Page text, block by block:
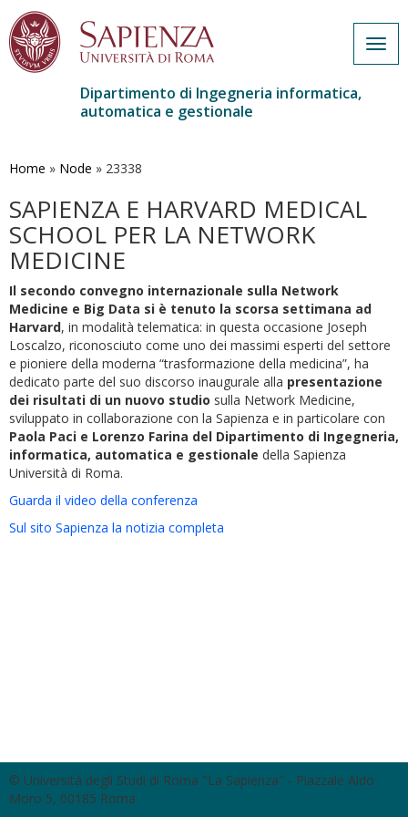
contenuto
Dipartimento di Ingegneria informatica,
automatica e gestionale
Home » Node » 23338
SAPIENZA E HARVARD MEDICAL
SCHOOL PER LA NETWORK
MEDICINE
Il secondo convegno internazionale sulla Network
Medicine e Big Data si è tenuto la scorsa settimana ad
Harvard, in modalità telematica: in questa occasione Joseph
Loscalzo, riconosciuto come uno dei massimi esperti del settore
e pioniere della moderna “trasformazione della medicina”, ha
dedicato parte del suo discorso inaugurale alla presentazione
dei risultati di un nuovo studio sulla Network Medicine,
sviluppato in collaborazione con la Sapienza e in particolare con
Paola Paci e Lorenzo Farina del Dipartimento di Ingegneria,
informatica, automatica e gestionale della Sapienza
Università di Roma.
Guarda il video della conferenza
Sul sito Sapienza la notizia completa
© Università degli Studi di Roma "La Sapienza" - Piazzale Aldo
Moro 5, 00185 Roma